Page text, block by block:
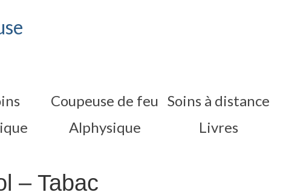
Coupeuse de feu Soins à distance
Alphysique Livres
– Tabac